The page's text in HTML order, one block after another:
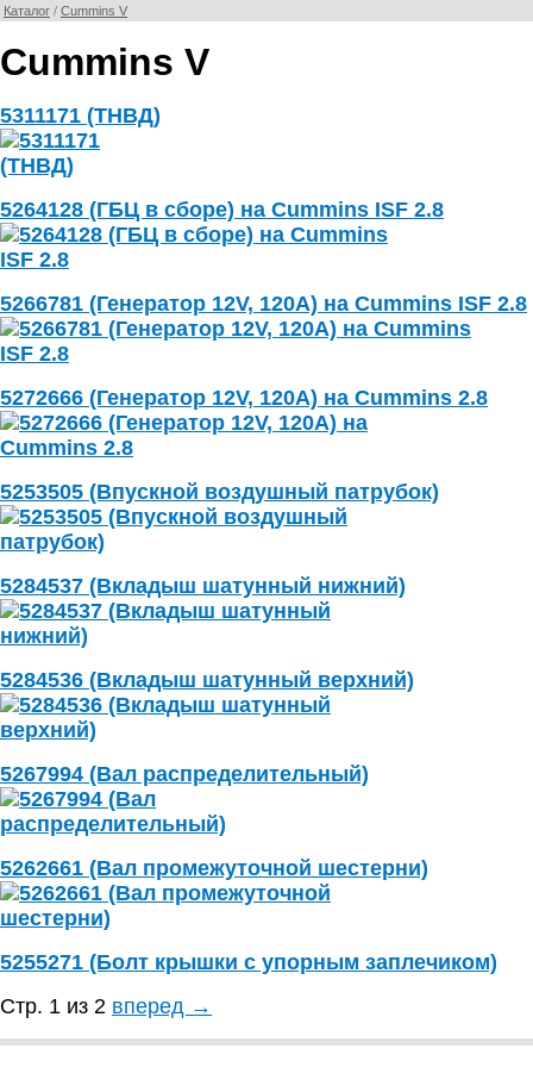
Каталог / Cummins V
Cummins V
5311171 (ТНВД)
5264128 (ГБЦ в сборе) на Cummins ISF 2.8
5266781 (Генератор 12V, 120A) на Cummins ISF 2.8
5272666 (Генератор 12V, 120A) на Cummins 2.8
5253505 (Впускной воздушный патрубок)
5284537 (Вкладыш шатунный нижний)
5284536 (Вкладыш шатунный верхний)
5267994 (Вал распределительный)
5262661 (Вал промежуточной шестерни)
5255271 (Болт крышки с упорным заплечиком)
Стр. 1 из 2 вперед →